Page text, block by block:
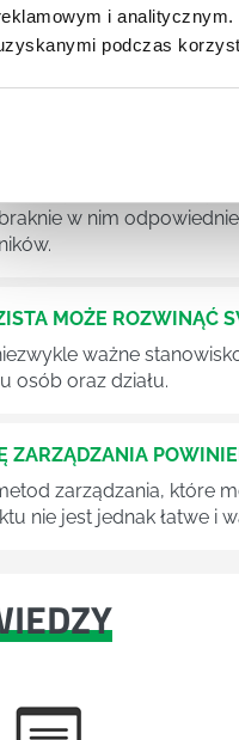
i
podczas
MUSZĄ
popularniejsze w każdej
w takim
MENEDŻERSKIE
z doskonale
w nim
MOŻE ROZWINĄĆ
ważne
osób oraz działu.
ZARZĄDZANIA
zarządzania, które
nie jest jednak łatwe i